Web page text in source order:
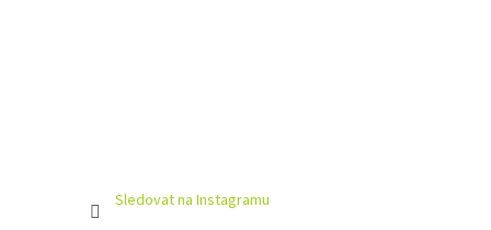
Sledovat na Instagramu